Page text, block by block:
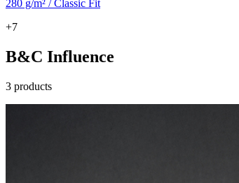
280 g/m² / Classic Fit
+7
B&C Influence
3 products